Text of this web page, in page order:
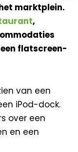
marktplein.
,
flatscreen-
van een
iPod-dock.
over een
en een